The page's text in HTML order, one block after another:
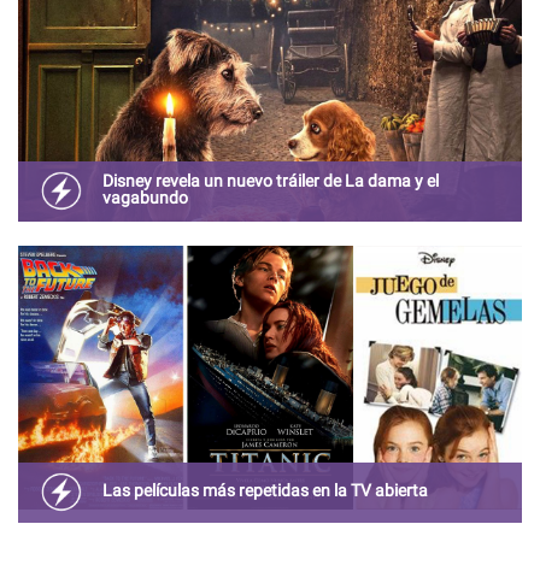
Disney revela un nuevo tráiler de La dama y el
vagabundo
Disney+ en noviembre próximo.
Las películas más repetidas en la TV abierta